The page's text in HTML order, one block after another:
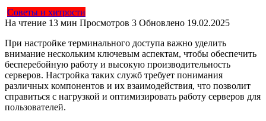
Советы и хитрости
На чтение 13 мин Просмотров 3 Обновлено 19.02.2025
При настройке терминального доступа важно уделить
внимание нескольким ключевым аспектам, чтобы обеспечить
бесперебойную работу и высокую производительность
серверов. Настройка таких служб требует понимания
различных компонентов и их взаимодействия, что позволит
справиться с нагрузкой и оптимизировать работу серверов для
пользователей.